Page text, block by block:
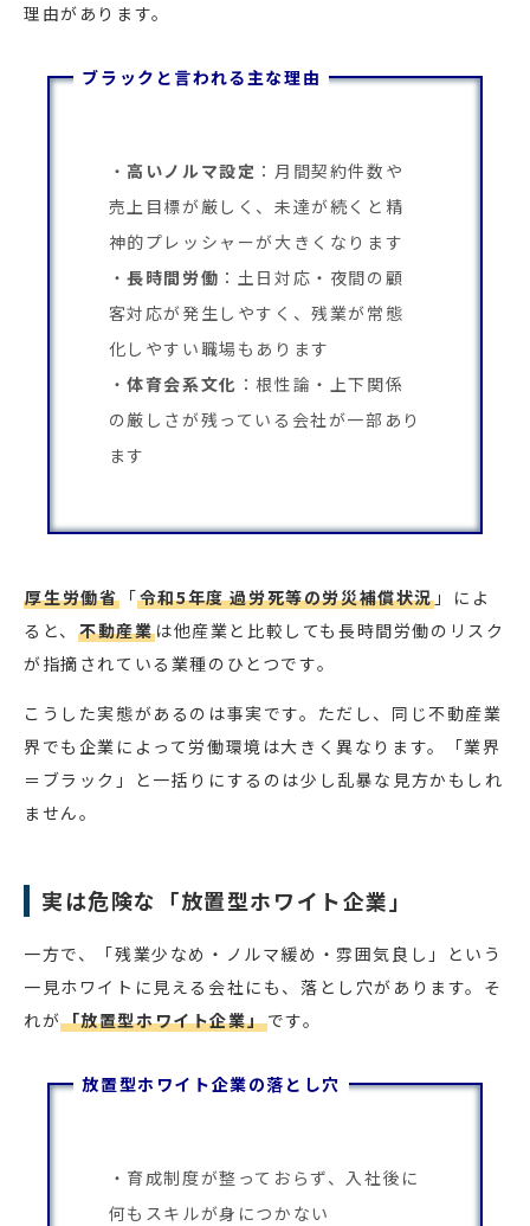
理由があります。
ブラックと言われる主な理由
高いノルマ設定 ：月間契約件数や
売上目標が厳しく、未達が続くと精
神的プレッシャーが大きくなります
長時間労働 ：土日対応・夜間の顧
客対応が発生しやすく、残業が常態
化しやすい職場もあります
体育会系文化 ：根性論・上下関係
の厳しさが残っている会社が一部あり
ます
厚生労働省「令和5年度 過労死等の労災補償状況 」によ
ると、 不動産業は他産業と比較しても長時間労働のリスク
が指摘されている業種のひとつです。
こうした実態があるのは事実です。ただし、同じ不動産業
界でも企業によって労働環境は大きく異なります。「業界
＝ブラック」と一括りにするのは少し乱暴な見方かもしれ
ません。
実は危険な「放置型ホワイト企業」
一方で、「残業少なめ・ノルマ緩め・雰囲気良し」という
一見ホワイトに見える会社にも、落とし穴があります。そ
れが「放置型ホワイト企業」です。
放置型ホワイト企業の落とし穴
育成制度が整っておらず、入社後に
何もスキルが身につかない